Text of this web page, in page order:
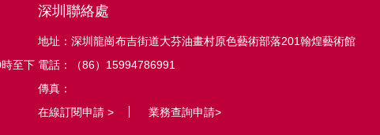
至下
深圳聯絡處
地址：深圳龍崗布吉街道大芬油畫村原色藝術部落201翰煌藝術館
電話：（86）15994786991
傳真：
在線訂閱申請 >
業務查詢申請>